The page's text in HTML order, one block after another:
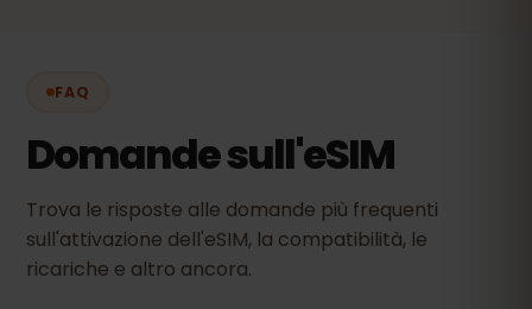
FAQ
Domande sull'eSIM
Trova le risposte alle domande più frequenti
sull'attivazione dell'eSIM, la compatibilità, le
ricariche e altro ancora.